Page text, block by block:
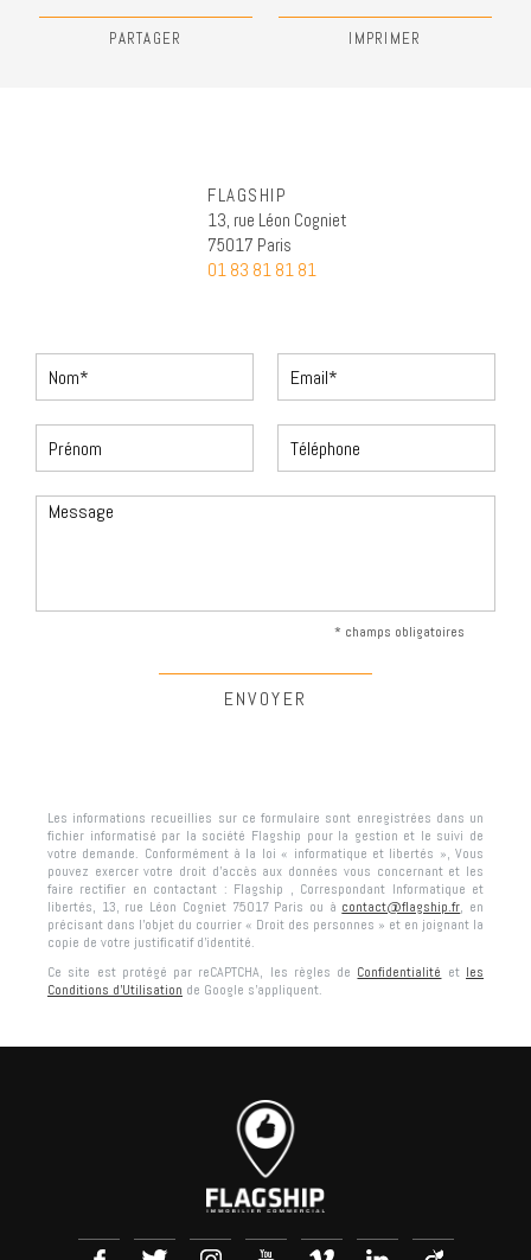
PARTAGER IMPRIMER
FLAGSHIP
13, rue Léon Cogniet
75017 Paris
01 83 81 81 81
* champs obligatoires
Les informations recueillies sur ce formulaire sont enregistrées dans un
fichier informatisé par la société Flagship pour la gestion et le suivi de
votre demande. Conformément à la loi « informatique et libertés », Vous
pouvez exercer votre droit d'accès aux données vous concernant et les
faire rectifier en contactant : Flagship , Correspondant Informatique et
libertés, 13, rue Léon Cogniet 75017 Paris ou à contact@flagship.fr, en
précisant dans l’objet du courrier « Droit des personnes » et en joignant la
copie de votre justificatif d’identité.
Ce site est protégé par reCAPTCHA, les règles de Confidentialité et les
Conditions d'Utilisation de Google s'appliquent.